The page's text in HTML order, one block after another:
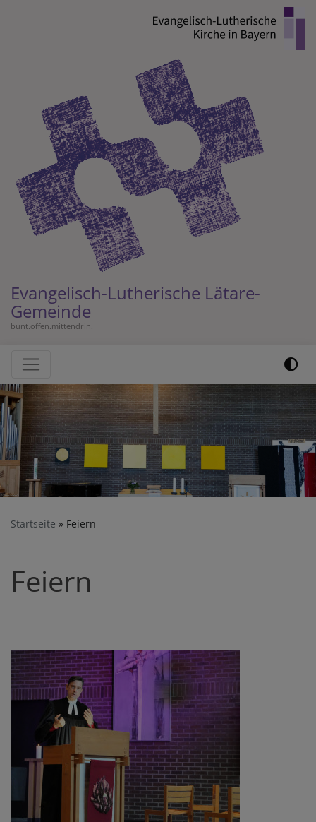
Evangelisch-Lutherische Lätare-
Gemeinde
bunt.offen.mittendrin.
Hauptnavigation
Startseite Feiern
Feiern